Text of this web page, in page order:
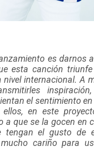
es darnos
esta canción
nivel internacional. A
el sentimiento
en este
a que se la gocen en
tengan el gusto de
cariño para